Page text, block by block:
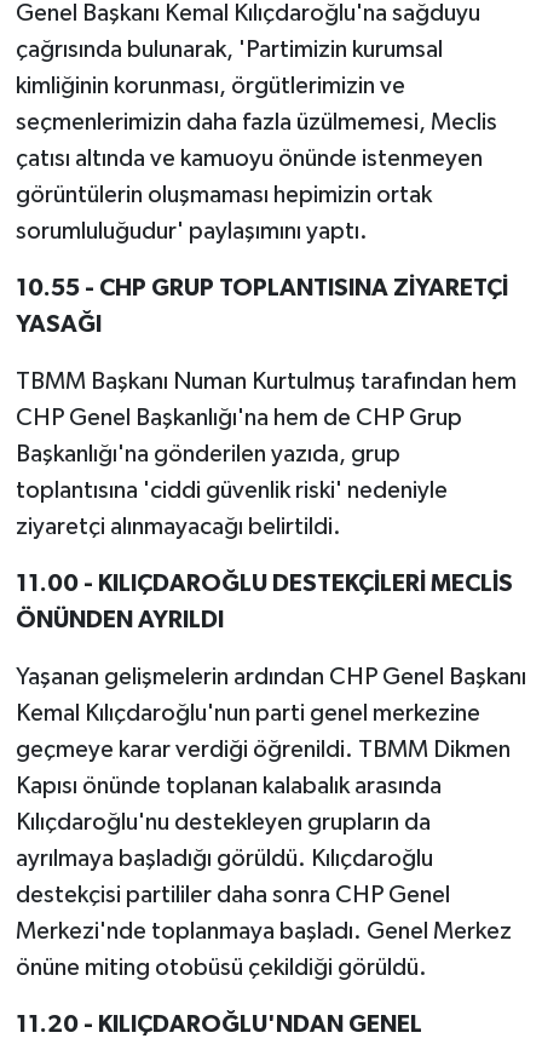
Genel Başkanı Kemal Kılıçdaroğlu'na sağduyu
çağrısında bulunarak, 'Partimizin kurumsal
kimliğinin korunması, örgütlerimizin ve
seçmenlerimizin daha fazla üzülmemesi, Meclis
çatısı altında ve kamuoyu önünde istenmeyen
görüntülerin oluşmaması hepimizin ortak
sorumluluğudur' paylaşımını yaptı.
10.55 - CHP GRUP TOPLANTISINA ZİYARETÇİ
YASAĞI
TBMM Başkanı Numan Kurtulmuş tarafından hem
CHP Genel Başkanlığı'na hem de CHP Grup
Başkanlığı'na gönderilen yazıda, grup
toplantısına 'ciddi güvenlik riski' nedeniyle
ziyaretçi alınmayacağı belirtildi.
11.00 - KILIÇDAROĞLU DESTEKÇİLERİ MECLİS
ÖNÜNDEN AYRILDI
Yaşanan gelişmelerin ardından CHP Genel Başkanı
Kemal Kılıçdaroğlu'nun parti genel merkezine
geçmeye karar verdiği öğrenildi. TBMM Dikmen
Kapısı önünde toplanan kalabalık arasında
Kılıçdaroğlu'nu destekleyen grupların da
ayrılmaya başladığı görüldü. Kılıçdaroğlu
destekçisi partililer daha sonra CHP Genel
Merkezi'nde toplanmaya başladı. Genel Merkez
önüne miting otobüsü çekildiği görüldü.
11.20 - KILIÇDAROĞLU'NDAN GENEL